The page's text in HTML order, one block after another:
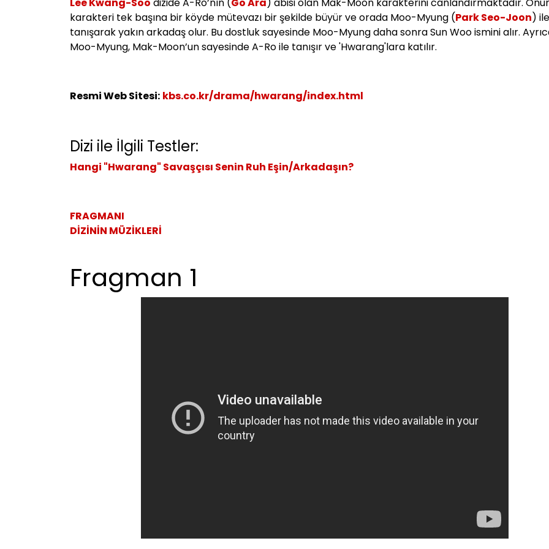
karakteri tek başına bir köyde mütevazı bir şekilde büyür ve orada Moo-Myung (Park Seo-Joon) ile
tanışarak yakın arkadaş olur. Bu dostluk sayesinde Moo-Myung daha sonra Sun Woo ismini alır.
Moo-Myung, Mak-Moon’un sayesinde A-Ro ile tanışır ve 'Hwarang'lara katılır.
Resmi Web Sitesi: kbs.co.kr/drama/hwarang/index.html
Dizi ile İlgili Testler:
Hangi "Hwarang" Savaşçısı Senin Ruh Eşin/Arkadaşın?
FRAGMANI
DİZİNİN MÜZİKLERİ
Fragman 1